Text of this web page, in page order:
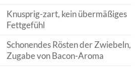
Knusprig-zart, kein übermäßiges
Fettgefühl
Schonendes Rösten der Zwiebeln,
Zugabe von Bacon-Aroma